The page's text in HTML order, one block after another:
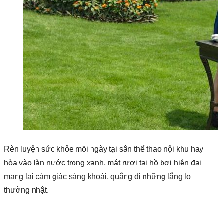
Rèn luyện sức khỏe mỗi ngày tại sân thể thao nội khu hay
hòa vào làn nước trong xanh, mát rượi tại hồ bơi hiện đại
mang lại cảm giác sảng khoái, quẳng đi những lắng lo
thường nhật.